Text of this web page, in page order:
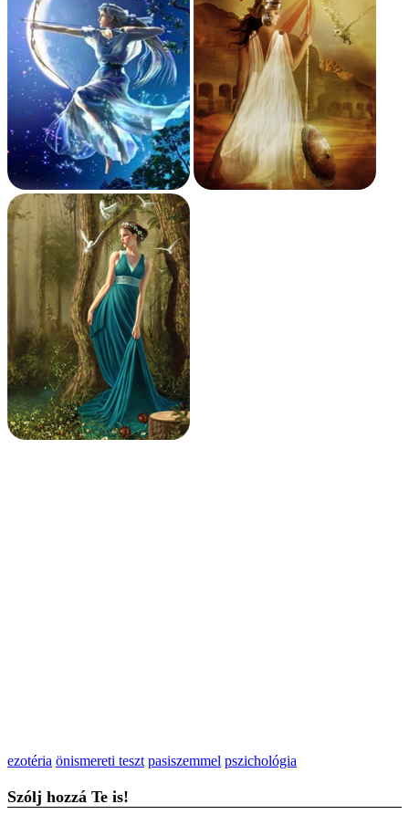
ezotéria önismereti teszt pasiszemmel pszichológia
Szólj hozzá Te is!